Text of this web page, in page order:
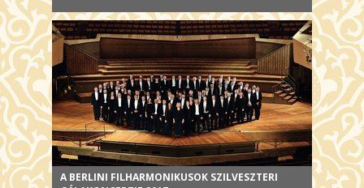
A BERLINI FILHARMONIKUSOK SZILVESZTERI